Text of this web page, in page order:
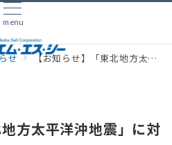
menu
せ 【お知らせ】「東北地方太平洋沖地震」に対する義援金について
地方太平洋沖地震」に対